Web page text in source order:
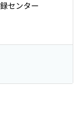
センター